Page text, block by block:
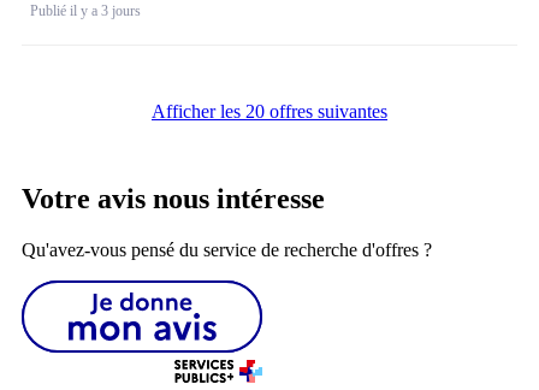
Publié il y a 3 jours
Afficher les 20 offres suivantes
Votre avis nous intéresse
Qu'avez-vous pensé du service de recherche d'offres ?